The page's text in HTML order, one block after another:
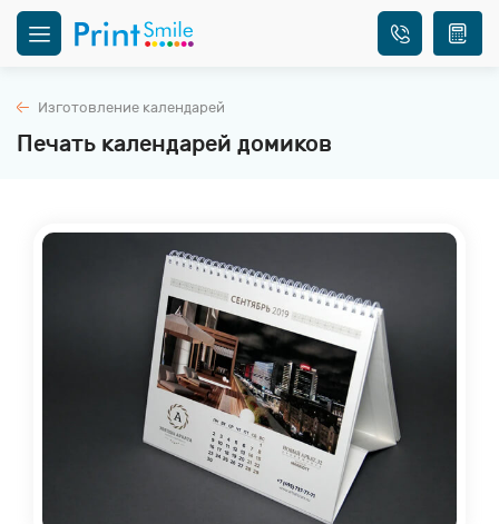
Изготовление календарей
Печать календарей домиков